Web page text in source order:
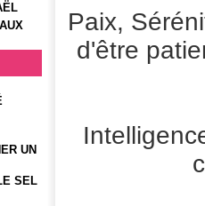
UN
SEL
Paix,
d'être